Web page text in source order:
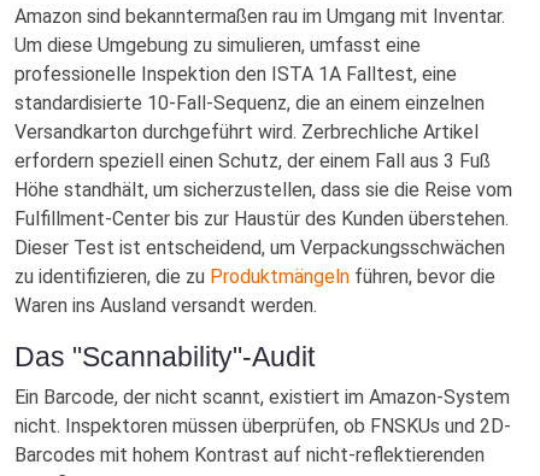
Amazon sind bekanntermaßen rau im Umgang mit Inventar.
Um diese Umgebung zu simulieren, umfasst eine
professionelle Inspektion den ISTA 1A Falltest, eine
standardisierte 10-Fall-Sequenz, die an einem einzelnen
Versandkarton durchgeführt wird. Zerbrechliche Artikel
erfordern speziell einen Schutz, der einem Fall aus 3 Fuß
Höhe standhält, um sicherzustellen, dass sie die Reise vom
Fulfillment-Center bis zur Haustür des Kunden überstehen.
Dieser Test ist entscheidend, um Verpackungsschwächen
zu identifizieren, die zu Produktmängeln führen, bevor die
Waren ins Ausland versandt werden.
Das "Scannability"-Audit
Ein Barcode, der nicht scannt, existiert im Amazon-System
nicht. Inspektoren müssen überprüfen, ob FNSKUs und 2D-
Barcodes mit hohem Kontrast auf nicht-reflektierenden